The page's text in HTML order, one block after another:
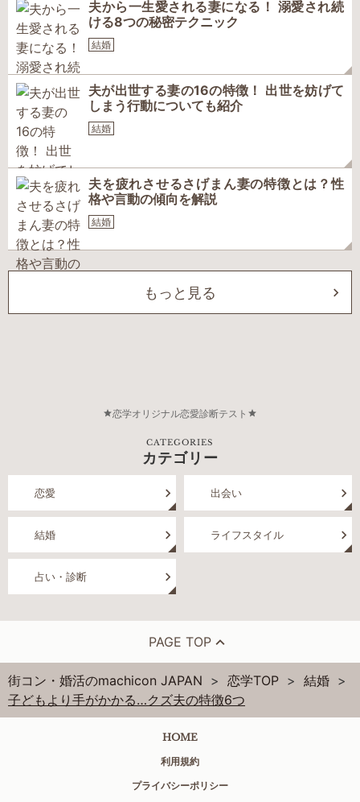
夫から一生愛される妻になる！ 溺愛され続
ける8つの秘密テクニック
結婚
夫が出世する妻の16の特徴！ 出世を妨げて
しまう行動についても紹介
結婚
夫を疲れさせるさげまん妻の特徴とは？性
格や言動の傾向を解説
結婚
もっと見る
恋学オリジナル恋愛診断テスト
CATEGORIES
カテゴリー
恋愛 出会い
結婚 ライフスタイル
占い・診断
PAGE TOP
街コン・婚活のmachicon JAPAN 恋学TOP
結婚
子どもより手がかかる…クズ夫の特徴6つ
HOME
利用規約
プライバシーポリシー